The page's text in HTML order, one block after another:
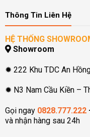
Thông Tin Liên Hệ
HỆ THỐNG
Showroom
✹ 222 Khu TDC An
✹ N3 Nam Cầu Kiền –
Gọi ngay 0828.777.222
và nhận hàng sau 24h